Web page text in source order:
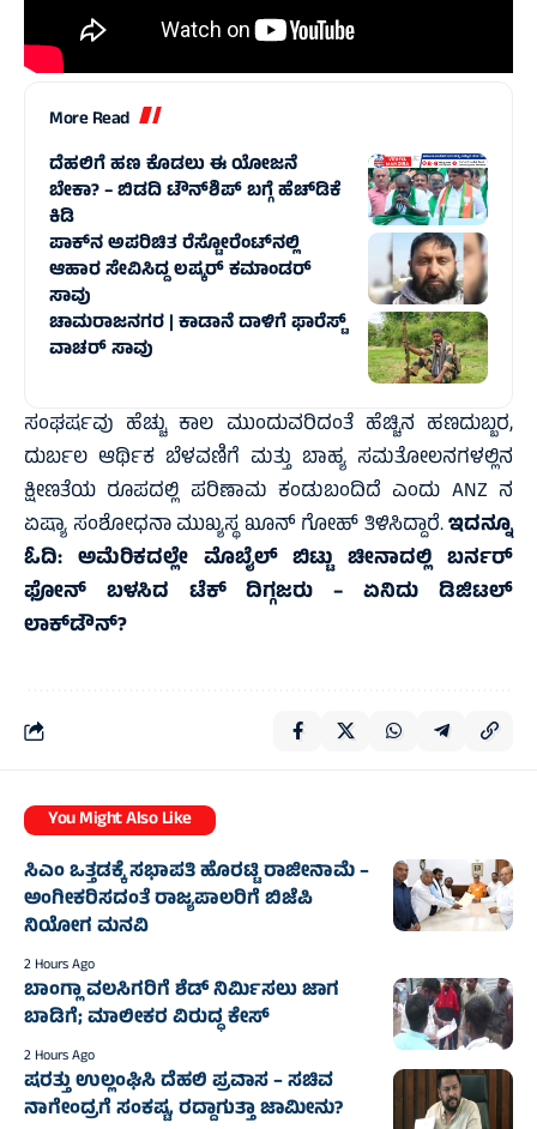
More Read
ದೆಹಲಿಗೆ ಹಣ ಕೊಡಲು ಈ ಯೋಜನೆ
ಬೇಕಾ? – ಬಿಡದಿ ಟೌನ್‌ಶಿಪ್‌ ಬಗ್ಗೆ ಹೆಚ್‌ಡಿಕೆ
ಕಿಡಿ
ಪಾಕ್‌ನ ಅಪರಿಚಿತ ರೆಸ್ಟೋರೆಂಟ್‌ನಲ್ಲಿ
ಆಹಾರ ಸೇವಿಸಿದ್ದ ಲಷ್ಕರ್‌ ಕಮಾಂಡರ್‌
ಸಾವು
ಚಾಮರಾಜನಗರ | ಕಾಡಾನೆ ದಾಳಿಗೆ ಫಾರೆಸ್ಟ್
ವಾಚರ್ ಸಾವು
ಸಂಘರ್ಷವು ಹೆಚ್ಚು ಕಾಲ ಮುಂದುವರಿದಂತೆ ಹೆಚ್ಚಿನ ಹಣದುಬ್ಬರ,
ದುರ್ಬಲ ಆರ್ಥಿಕ ಬೆಳವಣಿಗೆ ಮತ್ತು ಬಾಹ್ಯ ಸಮತೋಲನಗಳಲ್ಲಿನ
ಕ್ಷೀಣತೆಯ ರೂಪದಲ್ಲಿ ಪರಿಣಾಮ ಕಂಡುಬಂದಿದೆ ಎಂದು ANZ ನ
ಏಷ್ಯಾ ಸಂಶೋಧನಾ ಮುಖ್ಯಸ್ಥ ಖೂನ್ ಗೋಹ್ ತಿಳಿಸಿದ್ದಾರೆ.ಇದನ್ನೂ
ಓದಿ: ಅಮೆರಿಕದಲ್ಲೇ ಮೊಬೈಲ್‌ ಬಿಟ್ಟು ಚೀನಾದಲ್ಲಿ ಬರ್ನರ್‌
ಫೋನ್‌ ಬಳಸಿದ ಟೆಕ್‌ ದಿಗ್ಗಜರು – ಏನಿದು ಡಿಜಿಟಲ್‌
ಲಾಕ್‌ಡೌನ್‌?
You Might Also Like
ಸಿಎಂ ಒತ್ತಡಕ್ಕೆ ಸಭಾಪತಿ ಹೊರಟ್ಟಿ ರಾಜೀನಾಮೆ –
ಅಂಗೀಕರಿಸದಂತೆ ರಾಜ್ಯಪಾಲರಿಗೆ ಬಿಜೆಪಿ
ನಿಯೋಗ ಮನವಿ
2 Hours Ago
ಬಾಂಗ್ಲಾ ವಲಸಿಗರಿಗೆ ಶೆಡ್ ನಿರ್ಮಿಸಲು ಜಾಗ
ಬಾಡಿಗೆ; ಮಾಲೀಕರ ವಿರುದ್ಧ ಕೇಸ್
2 Hours Ago
ಷರತ್ತು ಉಲ್ಲಂಘಿಸಿ ದೆಹಲಿ ಪ್ರವಾಸ – ಸಚಿವ
ನಾಗೇಂದ್ರಗೆ ಸಂಕಷ್ಟ, ರದ್ದಾಗುತ್ತಾ ಜಾಮೀನು?